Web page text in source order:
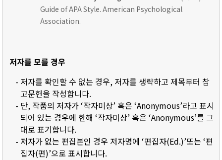
Guide of APA Style. American Psychological
Association.
저자를 모를 경우
- 저자를 확인할 수 없는 경우, 저자를 생략하고 제목부터 참
고문헌을 작성합니다.
- 단, 작품의 저자가 ‘작자미상’ 혹은 ‘Anonymous’라고 표시
되어 있는 경우에 한해 ‘작자미상’ 혹은 ‘Anonymous’를 그
대로 표기합니다.
- 저자가 없는 편집본인 경우 저자명에 ‘편집자(Ed.)’또는 ‘편
집자(편)’으로 표시합니다.